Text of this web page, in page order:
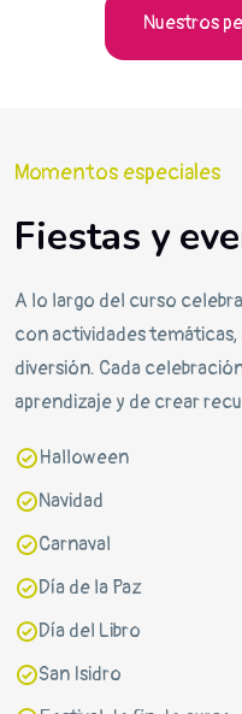
Nuestros
Momentos especiales
Fiestas y
A lo largo del curso
con actividades
diversión. Cada
aprendizaje y de crear
Halloween
Navidad
Carnaval
Día de la Paz
Día del Libro
San Isidro